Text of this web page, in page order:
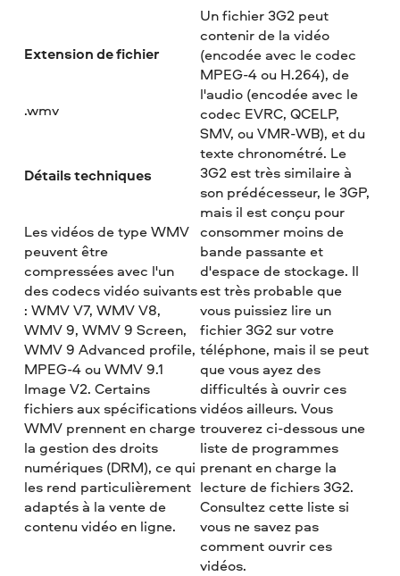
Extension de fichier
.wmv
Détails techniques
Les vidéos de type WMV
peuvent être
compressées avec l'un
des codecs vidéo suivants
: WMV V7, WMV V8,
WMV 9, WMV 9 Screen,
WMV 9 Advanced profile,
MPEG-4 ou WMV 9.1
Image V2. Certains
fichiers aux spécifications
WMV prennent en charge
la gestion des droits
numériques (DRM), ce qui
les rend particulièrement
adaptés à la vente de
contenu vidéo en ligne.
Un fichier 3G2 peut
contenir de la vidéo
(encodée avec le codec
MPEG-4 ou H.264), de
l'audio (encodée avec le
codec EVRC, QCELP,
SMV, ou VMR-WB), et du
texte chronométré. Le
3G2 est très similaire à
son prédécesseur, le 3GP,
mais il est conçu pour
consommer moins de
bande passante et
d'espace de stockage. Il
est très probable que
vous puissiez lire un
fichier 3G2 sur votre
téléphone, mais il se peut
que vous ayez des
difficultés à ouvrir ces
vidéos ailleurs. Vous
trouverez ci-dessous une
liste de programmes
prenant en charge la
lecture de fichiers 3G2.
Consultez cette liste si
vous ne savez pas
comment ouvrir ces
vidéos.